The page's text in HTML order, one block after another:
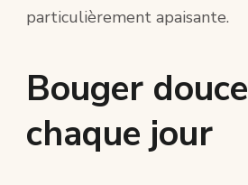
particulièrement apaisante.
Bouger
chaque jour